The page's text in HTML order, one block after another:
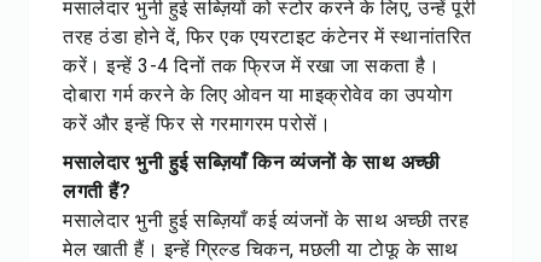
मसालेदार भुनी हुई सब्ज़ियों को स्टोर करने के लिए, उन्हें पूरी
तरह ठंडा होने दें, फिर एक एयरटाइट कंटेनर में स्थानांतरित
करें। इन्हें 3-4 दिनों तक फ्रिज में रखा जा सकता है।
दोबारा गर्म करने के लिए ओवन या माइक्रोवेव का उपयोग
करें और इन्हें फिर से गरमागरम परोसें।
मसालेदार भुनी हुई सब्ज़ियाँ किन व्यंजनों के साथ अच्छी
लगती हैं?
मसालेदार भुनी हुई सब्ज़ियाँ कई व्यंजनों के साथ अच्छी तरह
मेल खाती हैं। इन्हें ग्रिल्ड चिकन, मछली या टोफू के साथ